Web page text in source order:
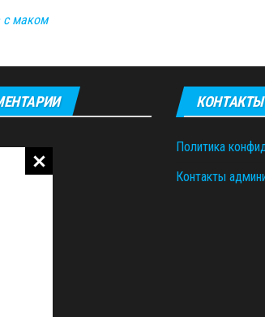
маком
КОНТАКТЫ
Политика
Контакты